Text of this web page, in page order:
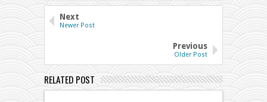
Next
Newer Post
Previous
Older Post
RELATED POST